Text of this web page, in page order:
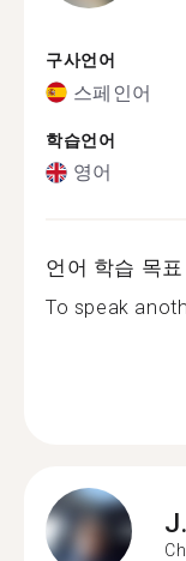
구사언어
스페인어
학습언어
영어
언어 학습 목표
To speak
J.